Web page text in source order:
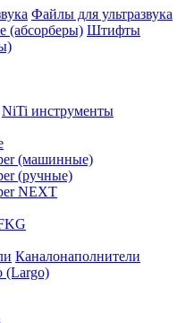
Файлы для ультразвука
Штифты
NiTi инструменты
(машинные)
(ручные)
NEXT
Каналонаполнители
(Largo)